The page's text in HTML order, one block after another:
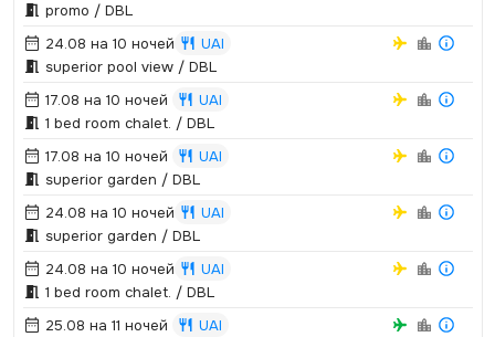
promo / DBL
24.08 на 10 ночей
UAI
superior pool view / DBL
17.08 на 10 ночей
UAI
1 bed room chalet.­ / DBL
17.08 на 10 ночей
UAI
superior garden / DBL
24.08 на 10 ночей
UAI
superior garden / DBL
24.08 на 10 ночей
UAI
1 bed room chalet.­ / DBL
25.08 на 11 ночей
UAI